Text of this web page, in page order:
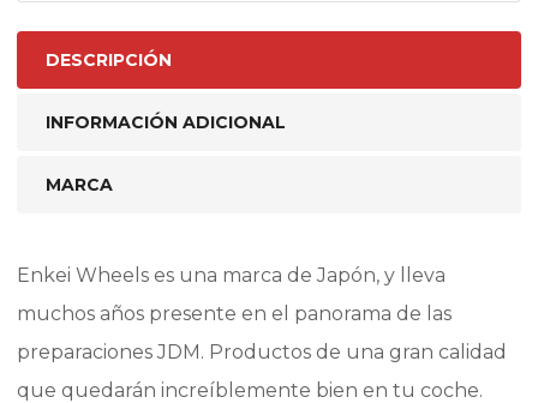
DESCRIPCIÓN
INFORMACIÓN ADICIONAL
MARCA
Enkei Wheels es una marca de Japón, y lleva
muchos años presente en el panorama de las
preparaciones JDM. Productos de una gran calidad
que quedarán increíblemente bien en tu coche.